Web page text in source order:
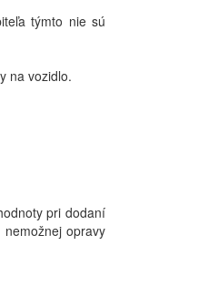
týmto nie sú
na vozidlo.
pri dodaní
opravy